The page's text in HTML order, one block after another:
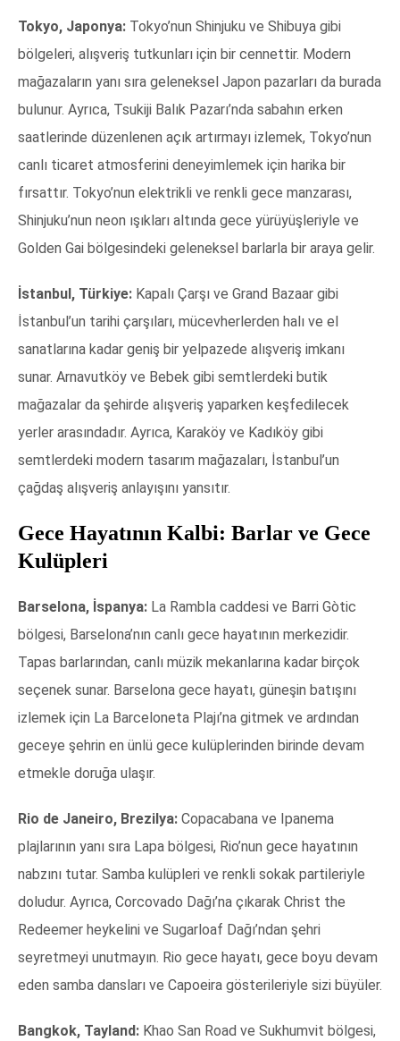
Tokyo, Japonya: Tokyo’nun Shinjuku ve Shibuya gibi
bölgeleri, alışveriş tutkunları için bir cennettir. Modern
mağazaların yanı sıra geleneksel Japon pazarları da burada
bulunur. Ayrıca, Tsukiji Balık Pazarı’nda sabahın erken
saatlerinde düzenlenen açık artırmayı izlemek, Tokyo’nun
canlı ticaret atmosferini deneyimlemek için harika bir
fırsattır. Tokyo’nun elektrikli ve renkli gece manzarası,
Shinjuku’nun neon ışıkları altında gece yürüyüşleriyle ve
Golden Gai bölgesindeki geleneksel barlarla bir araya gelir.
İstanbul, Türkiye: Kapalı Çarşı ve Grand Bazaar gibi
İstanbul’un tarihi çarşıları, mücevherlerden halı ve el
sanatlarına kadar geniş bir yelpazede alışveriş imkanı
sunar. Arnavutköy ve Bebek gibi semtlerdeki butik
mağazalar da şehirde alışveriş yaparken keşfedilecek
yerler arasındadır. Ayrıca, Karaköy ve Kadıköy gibi
semtlerdeki modern tasarım mağazaları, İstanbul’un
çağdaş alışveriş anlayışını yansıtır.
Gece Hayatının Kalbi: Barlar ve Gece
Kulüpleri
Barselona, İspanya: La Rambla caddesi ve Barri Gòtic
bölgesi, Barselona’nın canlı gece hayatının merkezidir.
Tapas barlarından, canlı müzik mekanlarına kadar birçok
seçenek sunar. Barselona gece hayatı, güneşin batışını
izlemek için La Barceloneta Plajı’na gitmek ve ardından
geceye şehrin en ünlü gece kulüplerinden birinde devam
etmekle doruğa ulaşır.
Rio de Janeiro, Brezilya: Copacabana ve Ipanema
plajlarının yanı sıra Lapa bölgesi, Rio’nun gece hayatının
nabzını tutar. Samba kulüpleri ve renkli sokak partileriyle
doludur. Ayrıca, Corcovado Dağı’na çıkarak Christ the
Redeemer heykelini ve Sugarloaf Dağı’ndan şehri
seyretmeyi unutmayın. Rio gece hayatı, gece boyu devam
eden samba dansları ve Capoeira gösterileriyle sizi büyüler.
Bangkok, Tayland: Khao San Road ve Sukhumvit bölgesi,